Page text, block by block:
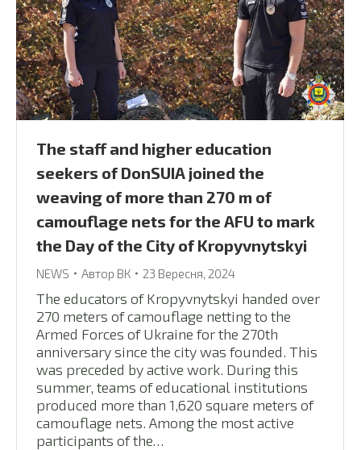
The staff and higher education
seekers of DonSUIA joined the
weaving of more than 270 m of
camouflage nets for the AFU to mark
the Day of the City of Kropyvnytskyi
NEWS Автор ВК 23 Вересня, 2024
The educators of Kropyvnytskyi handed over
270 meters of camouflage netting to the
Armed Forces of Ukraine for the 270th
anniversary since the city was founded. This
was preceded by active work. During this
summer, teams of educational institutions
produced more than 1,620 square meters of
camouflage nets. Among the most active
participants of the…